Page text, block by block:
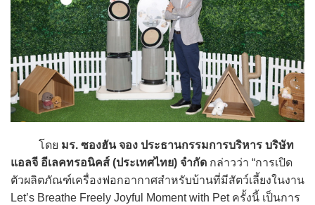
โดย มร. ซองฮัน จอง ประธานกรรมการบริหาร บริษัท
แอลจี อีเลคทรอนิคส์ (ประเทศไทย) จำกัด กล่าวว่า “การเปิด
ตัวผลิตภัณฑ์เครื่องฟอกอากาศสำหรับบ้านที่มีสัตว์เลี้ยงในงาน
Let’s Breathe Freely Joyful Moment with Pet ครั้งนี้ เป็นการ